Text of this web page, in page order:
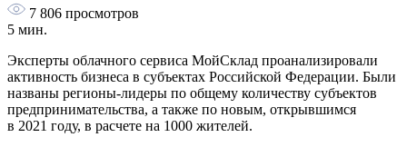
7 806 просмотров
5 мин.
Эксперты облачного сервиса МойСклад проанализировали
активность бизнеса в субъектах Российской Федерации. Были
названы регионы-лидеры по общему количеству субъектов
предпринимательства, а также по новым, открывшимся
в 2021 году, в расчете на 1000 жителей.